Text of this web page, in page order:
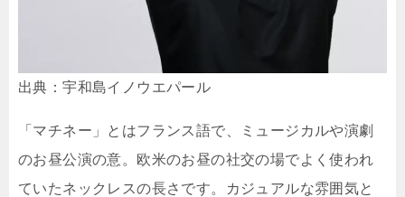
出典：宇和島イノウエパール
「マチネー」とはフランス語で、ミュージカルや演劇
のお昼公演の意。欧米のお昼の社交の場でよく使われ
ていたネックレスの長さです。カジュアルな雰囲気と